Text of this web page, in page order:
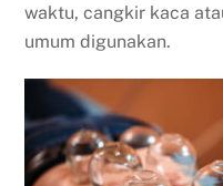
waktu, cangkir kaca
umum digunakan.